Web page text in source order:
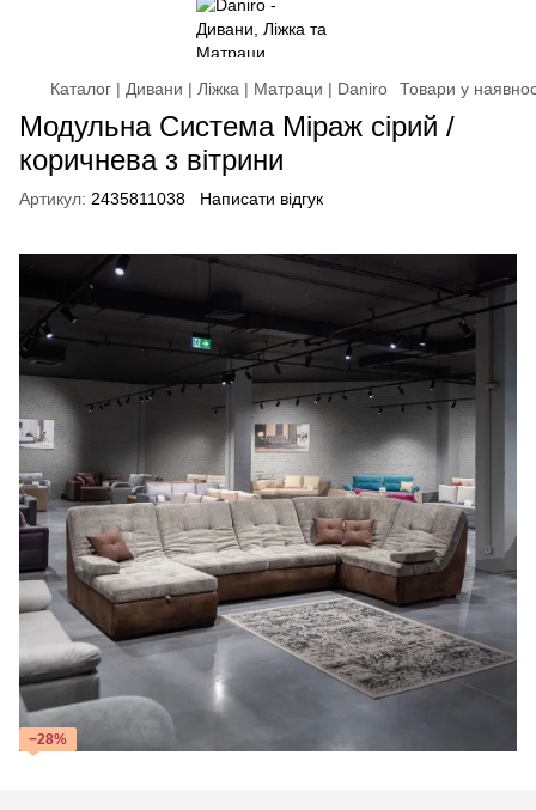
Каталог | Дивани | Ліжка | Матраци | Daniro Товари у
Модульна Система Міраж сірий /
коричнева з вітрини
Артикул: 2435811038 Написати відгук
−28%